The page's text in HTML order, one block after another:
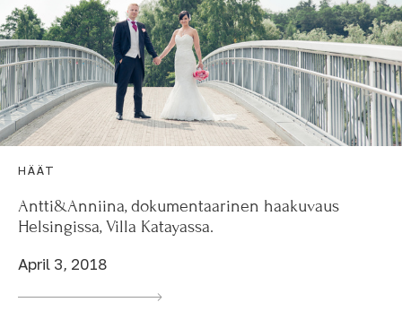
HÄÄT
Antti&Anniina, dokumentaarinen haakuvaus
Helsingissa, Villa Katayassa.
April 3, 2018